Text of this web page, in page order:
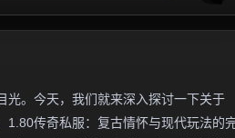
光。今天，我们就来深入探讨一下关于
1.80传奇私服：复古情怀与现代玩法的